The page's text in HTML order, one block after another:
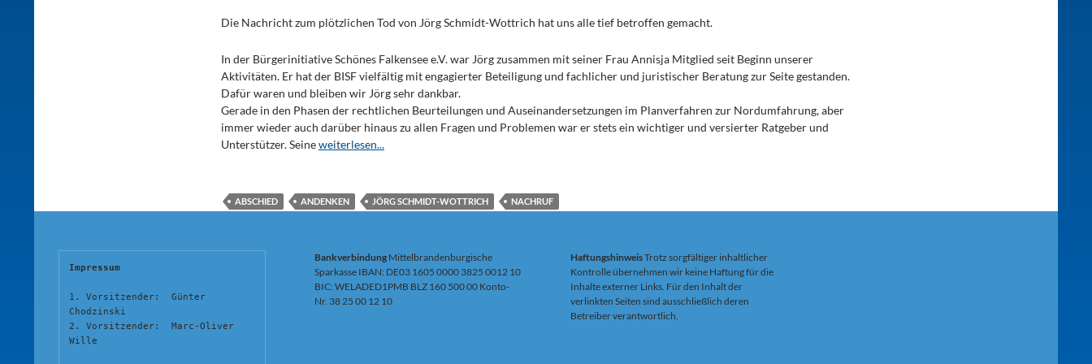
Die Nachricht zum plötzlichen Tod von Jörg Schmidt-Wottrich hat uns alle tief betroffen gemacht.
In der Bürgerinitiative Schönes Falkensee e.V. war Jörg zusammen mit seiner Frau Annisja Mitglied seit Beginn unserer
Aktivitäten. Er hat der BISF vielfältig mit engagierter Beteiligung und fachlicher und juristischer Beratung zur Seite gestanden.
Dafür waren und bleiben wir Jörg sehr dankbar.
Gerade in den Phasen der rechtlichen Beurteilungen und Auseinandersetzungen im Planverfahren zur Nordumfahrung, aber
immer wieder auch darüber hinaus zu allen Fragen und Problemen war er stets ein wichtiger und versierter Ratgeber und
Unterstützer. Seineweiterlesen...
ABSCHIED ANDENKEN JÖRG SCHMIDT-WOTTRICH NACHRUF
Impressum
1. Vorsitzender:  Günter
Chodzinski
2. Vorsitzender:  Marc-Oliver
Wille
Bankverbindung Mittelbrandenburgische
Sparkasse IBAN: DE03 1605 0000 3825 0012 10
BIC: WELADED1PMB BLZ 160 500 00 Konto-
Nr. 38 25 00 12 10
HaftungshinweisTrotz sorgfältiger inhaltlicher
Kontrolle übernehmen wir keine Haftung für die
Inhalte externer Links. Für den Inhalt der
verlinkten Seiten sind ausschließlich deren
Betreiber verantwortlich.